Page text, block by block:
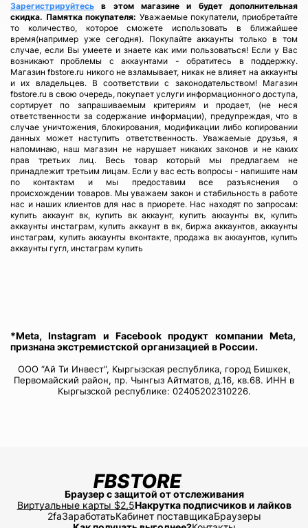
Зарегистрируйтесь
в этом магазине и будет дополнительная
скидка. Памятка покупателя: Уважаемые покупатели, приобретайте
то количество, которое сможете использовать в ближайшее
время(например уже сегодня). Покупайте аккаунты только в том
случае, если Вы умеете и знаете как ими пользоваться! Если у Вас
возникают проблемы с аккаунтами - обратитесь в поддержку.
Магазин fbstore.ru никого не взламывает, никак не влияет на аккаунты
и их владельцев. В соответствии с законодательством! Магазин
fbstore.ru в свою очередь, покупает услуги информационного доступа,
сортирует по запрашиваемым критериям и продает, (не неся
ответственности за содержание информации), предупреждая, что в
случае уничтожения, блокирования, модификации либо копировании
данных может наступить ответственность. Уважаемые друзья, я
напоминаю, наш магазин не нарушает никаких законов и не каких
прав третьих лиц. Весь товар который мы предлагаем не
принадлежит третьим лицам. Если у вас есть вопросы - напишите нам
по контактам и мы предоставим все разъяснения о
происхождении товаров. Мы уважаем закон и стабильность в работе
нас и наших клиентов для нас в приорете. Нас находят по запросам:
купить аккаунт вк, купить вк аккаунт, купить аккаунты вк, купить
аккаунты инстаграм, купить аккаунт в вк, биржа аккаунтов, аккаунты
инстаграм, купить аккаунты вконтакте, продажа вк аккаунтов, купить
аккаунты гугл, инстаграм купить
*Meta, Instagram и Facebook продукт компании Meta,
признана экстремистской организацией в России.
ООО “Ай Ти Инвест”, Кыргызская республика, город Бишкек,
Первомайский район, пр. Чынгыз Айтматов, д.16, кв.68. ИНН в
Кыргызской республике: 02405202310226.
Браузер с защитой от отслеживания
Виртуальные карты $2,5Накрутка подписчиков и лайков
2faЗаработатьКабинет поставщикаБраузеры